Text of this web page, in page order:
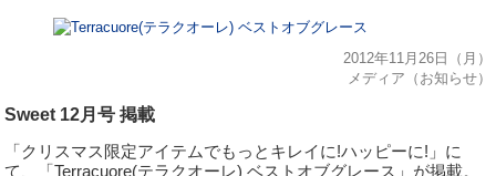
2012年11月26日（月）
メディア（お知らせ）
Sweet 12月号 掲載
「クリスマス限定アイテムでもっとキレイに!ハッピーに!」に
て、「Terracuore(テラクオーレ) ベストオブグレース」が掲載。